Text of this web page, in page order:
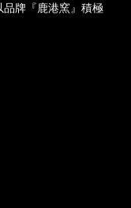
牌『鹿港窯』積極